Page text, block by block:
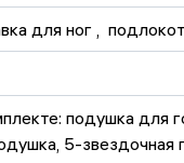
для ног
подушка для
5-звездочная